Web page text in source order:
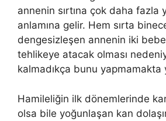
annenin sırtına çok daha fazla
anlamına gelir. Hem sırta
dengesizleşen annenin iki
tehlikeye atacak olması
kalmadıkça bunu yapmamakta
Hamileliğin ilk dönemlerinde
olsa bile yoğunlaşan kan